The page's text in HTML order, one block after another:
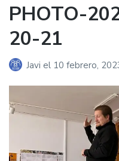
PHOTO-
20-21
Javi el 10 febrero,